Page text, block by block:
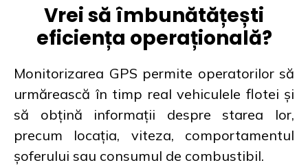
Vrei să îmbunătățești
eficiența operațională?
Monitorizarea GPS permite operatorilor să
urmărească în timp real vehiculele flotei și
să obțină informații despre starea lor,
precum locația, viteza, comportamentul
șoferului sau consumul de combustibil.